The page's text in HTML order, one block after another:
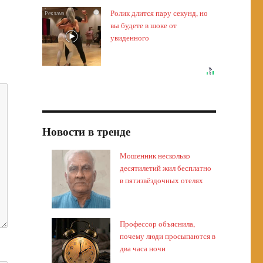
i
Ролик длится пару секунд, но
вы будете в шоке от
увиденного
Новости в тренде
Мошенник несколько
десятилетий жил бесплатно
в пятизвёздочных отелях
Профессор объяснила,
почему люди просыпаются в
два часа ночи